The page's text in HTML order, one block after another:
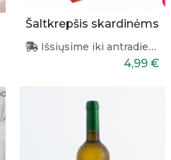
Šaltkrepšis skardinėms
Išsiųsime iki antradienio
4,99 €